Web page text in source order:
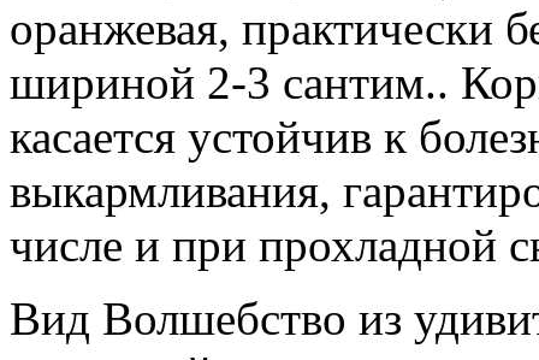
оранжевая, практически
шириной 2-3 сантим..
касается устойчив к
выкармливания,
числе и при прохладной
Вид Волшебство из